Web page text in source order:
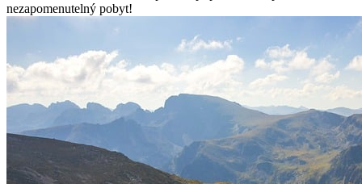
nezapomenutelný pobyt!